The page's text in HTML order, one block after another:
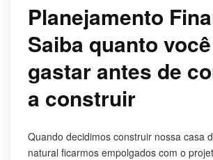
Planejamento
Saiba quanto
gastar antes de
a construir
Quando decidimos construir nossa casa
natural ficarmos empolgados com o